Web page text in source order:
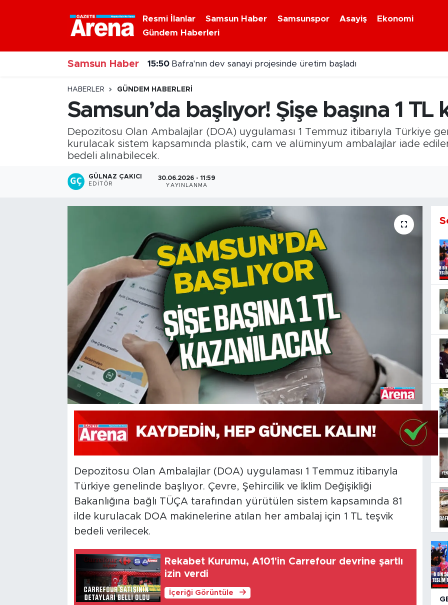
Resmi İlanlar Samsun Haber Samsunspor Asayiş
Ekonomi
Gündem Haberleri
Samsun Haber 15:22 Samsunspor hazırlık maçı için İstanbul'a hareket etti
HABERLER GÜNDEM HABERLERI
Samsun’da başlıyor! Şişe başına 1 TL
Depozitosu Olan Ambalajlar (DOA) uygulaması 1 Temmuz itibarıyla Türkiye
kurulacak sistem kapsamında plastik, cam ve alüminyum ambalajlar iade
bedeli alınabilecek.
GÜLNAZ ÇAKICI
EDITÖR
30.06.2026 - 11:59
YAYINLANMA
Depozitosu Olan Ambalajlar (DOA) uygulaması 1 Temmuz itibarıyla
Türkiye genelinde başlıyor. Çevre, Şehircilik ve İklim Değişikliği
Bakanlığına bağlı TÜÇA tarafından yürütülen sistem kapsamında 81
ilde kurulacak DOA makinelerine atılan her ambalaj için 1 TL teşvik
bedeli verilecek.
Rekabet Kurumu, A101'in Carrefour devrine şartlı
izin verdi
İçeriği Görüntüle
Nöbetçi Eczaneler
Hava Durumu
Samsun Namaz Vakitleri
Trafik Durumu
Süper Lig Puan Durumu ve Fikstür
Son Dakika Haberleri